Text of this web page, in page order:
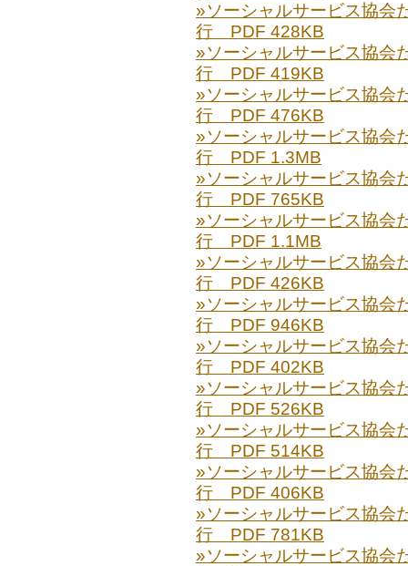
»ソーシャルサービス協
行 PDF 428KB
»ソーシャルサービス協
行 PDF 419KB
»ソーシャルサービス協
行 PDF 476KB
»ソーシャルサービス協
行 PDF 1.3MB
»ソーシャルサービス協
行 PDF 765KB
»ソーシャルサービス協
行 PDF 1.1MB
»ソーシャルサービス協
行 PDF 426KB
»ソーシャルサービス協
行 PDF 946KB
»ソーシャルサービス協
行 PDF 402KB
»ソーシャルサービス協
行 PDF 526KB
»ソーシャルサービス協
行 PDF 514KB
»ソーシャルサービス協
行 PDF 406KB
»ソーシャルサービス協
行 PDF 781KB
»ソーシャルサービス協